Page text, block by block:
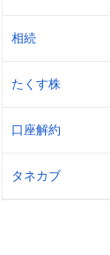
相続
たくす株
口座解約
タネカブ